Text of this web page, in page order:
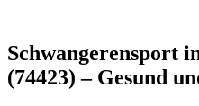
Schwangerensport
(74423) – Gesund